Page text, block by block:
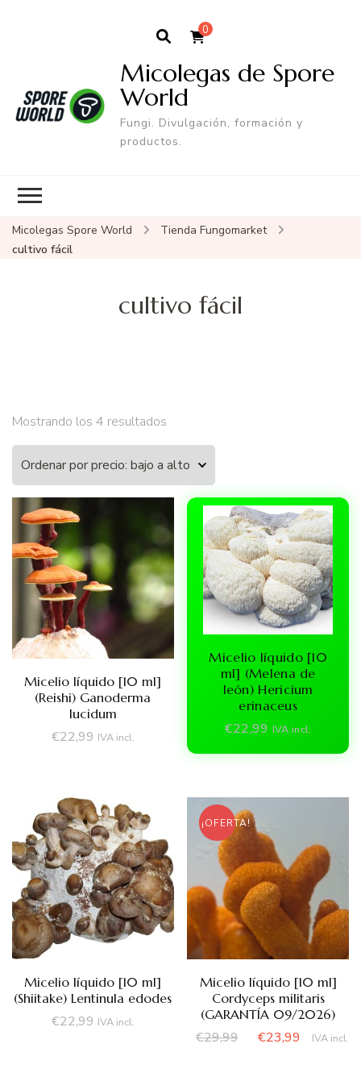
0
Micolegas de Spore
World
Fungi. Divulgación, formación y
productos.
Micolegas Spore World
Tienda Fungomarket
cultivo fácil
cultivo fácil
Mostrando los 4 resultados
por
precio:
bajo
alto
Micelio líquido [10 ml]
(Reishi) Ganoderma
lucidum
€22,99 IVA incl.
Micelio líquido [10
ml] (Melena de
león) Hericium
erinaceus
€22,99 IVA incl.
Micelio líquido [10 ml]
(Shiitake) Lentinula edodes
€22,99 IVA incl.
¡OFERTA!
Micelio líquido [10 ml]
Cordyceps militaris
(GARANTÍA 09/2026)
€29,99
El€23,99
El
IVA incl.